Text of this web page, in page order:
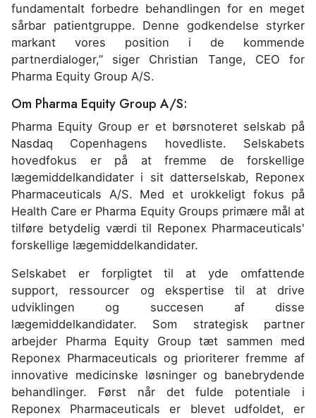
fundamentalt forbedre behandlingen for en meget
sårbar patientgruppe. Denne godkendelse styrker
markant vores position i de kommende
partnerdialoger,” siger Christian Tange, CEO for
Pharma Equity Group A/S.
Om Pharma Equity Group A/S:
Pharma Equity Group er et børsnoteret selskab på
Nasdaq Copenhagens hovedliste. Selskabets
hovedfokus er på at fremme de forskellige
lægemiddelkandidater i sit datterselskab, Reponex
Pharmaceuticals A/S. Med et urokkeligt fokus på
Health Care er Pharma Equity Groups primære mål at
tilføre betydelig værdi til Reponex Pharmaceuticals'
forskellige lægemiddelkandidater.
Selskabet er forpligtet til at yde omfattende
support, ressourcer og ekspertise til at drive
udviklingen og succesen af disse
lægemiddelkandidater. Som strategisk partner
arbejder Pharma Equity Group tæt sammen med
Reponex Pharmaceuticals og prioriterer fremme af
innovative medicinske løsninger og banebrydende
behandlinger. Først når det fulde potentiale i
Reponex Pharmaceuticals er blevet udfoldet, er